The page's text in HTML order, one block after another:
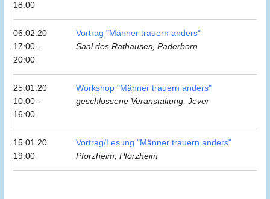
18:00
06.02.20
17:00 -
20:00
Vortrag "Männer trauern anders"
Saal des Rathauses, Paderborn
25.01.20
10:00 -
16:00
Workshop "Männer trauern anders"
geschlossene Veranstaltung, Jever
15.01.20
19:00
Vortrag/Lesung "Männer trauern anders"
Pforzheim, Pforzheim